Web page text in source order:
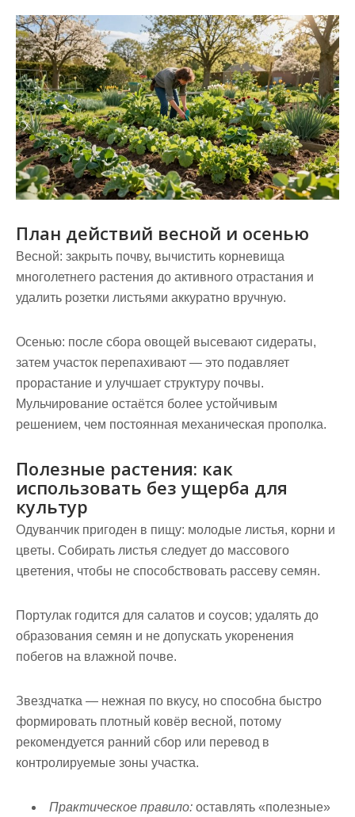
План действий весной и осенью
Весной: закрыть почву, вычистить корневища
многолетнего растения до активного отрастания и
удалить розетки листьями аккуратно вручную.
Осенью: после сбора овощей высевают сидераты,
затем участок перепахивают — это подавляет
прорастание и улучшает структуру почвы.
Мульчирование остаётся более устойчивым
решением, чем постоянная механическая прополка.
Полезные растения: как
использовать без ущерба для
культур
Одуванчик пригоден в пищу: молодые листья, корни и
цветы. Собирать листья следует до массового
цветения, чтобы не способствовать рассеву семян.
Портулак годится для салатов и соусов; удалять до
образования семян и не допускать укоренения
побегов на влажной почве.
Звездчатка — нежная по вкусу, но способна быстро
формировать плотный ковёр весной, потому
рекомендуется ранний сбор или перевод в
контролируемые зоны участка.
Практическое правило: оставлять «полезные»